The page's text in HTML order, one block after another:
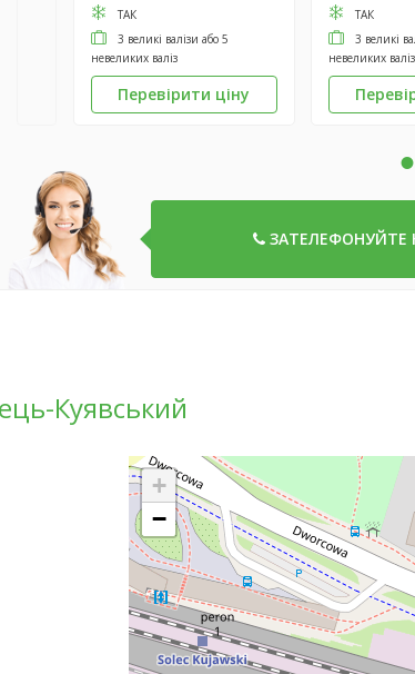
ТАК
3 великі валізи або 5
невеликих валіз
Перевірити ціну
ТАК
3 великі
невеликих валіз
•
ЗАТЕЛЕФОНУЙТЕ
Куявський
+
−